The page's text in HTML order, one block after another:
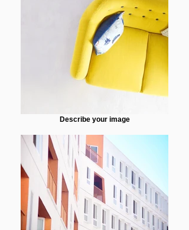
Describe your image